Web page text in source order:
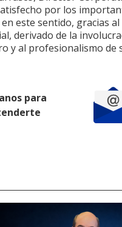
por los
este sentido, gracias
derivado de la
y al profesionalismo de
para